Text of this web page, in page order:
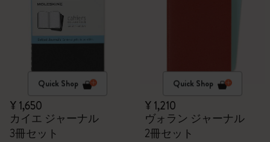
Quick Shop
¥ 1,650
カイエ ジャーナル
3冊セット
Quick Shop
¥ 1,210
ヴォラン ジャーナル
2冊セット